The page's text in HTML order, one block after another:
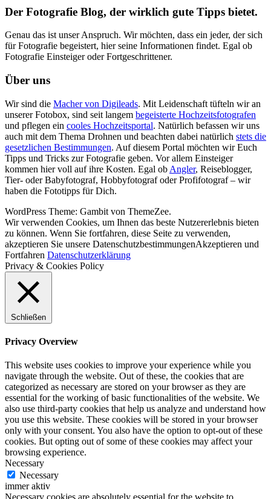
Der Fotografie Blog, der wirklich gute Tipps bietet.
Genau das ist unser Anspruch. Wir möchten, dass ein jeder, der sich
für Fotografie begeistert, hier seine Informationen findet. Egal ob
Fotografie Einsteiger oder Fortgeschrittener.
Über uns
Wir sind die Macher von Digileads. Mit Leidenschaft tüfteln wir an
unserer Fotobox, sind seit langem begeisterte Hochzeitsfotografen
und pflegen ein cooles Hochzeitsportal. Natürlich befassen wir uns
auch mit dem Thema Drohnen und beachten dabei natürlich stets die
gesetzlichen Bestimmungen. Auf diesem Portal möchten wir Euch
Tipps und Tricks zur Fotografie geben. Vor allem Einsteiger
kommen hier voll auf ihre Kosten. Egal ob Angler, Reiseblogger,
Tier- oder Babyfotograf, Hobbyfotograf oder Profifotograf – wir
haben die Fototipps für Dich.
WordPress Theme: Gambit von ThemeZee.
Wir verwenden Cookies, um Ihnen das beste Nutzererlebnis bieten
zu können. Wenn Sie fortfahren, diese Seite zu verwenden,
akzeptieren Sie unsere DatenschutzbestimmungenAkzeptieren und
Fortfahren Datenschutzerklärung
Privacy & Cookies Policy
Schließen
Privacy Overview
This website uses cookies to improve your experience while you
navigate through the website. Out of these, the cookies that are
categorized as necessary are stored on your browser as they are
essential for the working of basic functionalities of the website. We
also use third-party cookies that help us analyze and understand how
you use this website. These cookies will be stored in your browser
only with your consent. You also have the option to opt-out of these
cookies. But opting out of some of these cookies may affect your
browsing experience.
Necessary
Necessary
immer aktiv